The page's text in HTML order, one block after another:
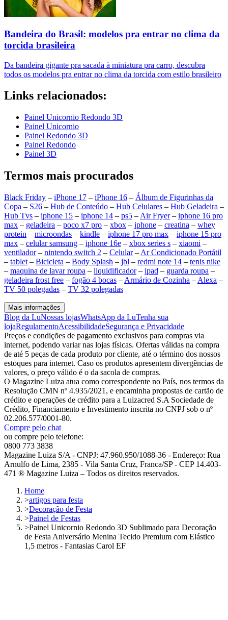
Bandeira do Brasil: modelos pra entrar no clima da
torcida brasileira
Da bandeira gigante pra sacada à miniatura pra carro, descubra
todos os modelos pra entrar no clima da torcida com estilo brasileiro
Links relacionados:
Painel Unicornio Redondo 3D
Painel Unicornio
Painel Redondo 3D
Painel Redondo
Painel 3D
Termos mais procurados
Black Friday – iPhone 17 – iPhone 16 – Álbum de Figurinhas da
Copa – S26 – Hub de Conteúdo – Hub Celulares – Hub Geladeira –
Hub Tvs – iphone 15 – iphone 14 – ps5 – Air Fryer– iphone 16 pro
max – geladeira – poco x7 pro – xbox – iphone – creatina – whey
protein – microondas – kindle – iphone 17 pro max – iphone 15 pro
max – celular samsung – iphone 16e – xbox series s – xiaomi –
ventilador– nintendo switch 2 – Celular– Ar Condicionado Portátil
– tablet – Bicicleta – Body Splash – jbl – redmi note 14 – tenis nike
– maquina de lavar roupa – liquidificador– ipad – guarda roupa –
geladeira frost free – fogão 4 bocas – Armário de Cozinha – Alexa –
TV 50 polegadas – TV 32 polegadas
Mais informações
Blog da LuNossas lojasWhatsApp da LuTenha sua
lojaRegulamentoAcessibilidadeSegurança e Privacidade
Preços e condições de pagamento exclusivos para compras via
internet, podendo variar nas lojas físicas. Ofertas válidas na compra
de até 5 peças de cada produto por cliente, até o término dos nossos
estoques para internet. Caso os produtos apresentem divergências de
valores, o preço válido é o da sacola de compras.
O Magazine Luiza atua como correspondente no País, nos termos da
Resolução CMN nº 4.935/2021, e encaminha propostas de cartão de
crédito e operações de crédito para a Luizacred S.A Sociedade de
Crédito, Financiamento e Investimento inscrita no CNPJ sob o nº
02.206.577/0001-80.
Compre pelo chat
ou compre pelo telefone:
0800 773 3838
Magazine Luiza S/A - CNPJ: 47.960.950/1088-36 - Endereço: Rua
Arnulfo de Lima, 2385 - Vila Santa Cruz, Franca/SP - CEP 14.403-
471 ® Magazine Luiza – Todos os direitos reservados.
Home
>artigos para festa
>Decoração de Festa
>Painel de Festas
>Painel Unicornio Redondo 3D Sublimado para Decoração
de Festa Aniversário Menina Tecido Premium com Elástico
1,5 metros - Fantasias Carol EF